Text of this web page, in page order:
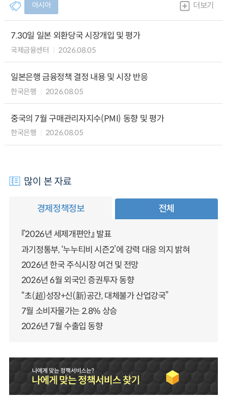
아시아 더보기
7.30일 일본 외환당국 시장개입 및 평가
국제금융센터 2026.08.05
일본은행 금융정책 결정 내용 및 시장 반응
한국은행 2026.08.05
중국의 7월 구매관리자지수(PMI) 동향 및 평가
한국은행 2026.08.05
많이 본 자료
경제정책정보 전체
『2026년 세제개편안』 발표
과기정통부, ‘누누티비 시즌2’에 강력 대응 의지 밝혀
2026년 한국 주식시장 여건 및 전망
2026년 6월 외국인 증권투자 동향
“초(超)성장+신(新)공간, 대체불가 산업강국”
7월 소비자물가는 2.8% 상승
2026년 7월 수출입 동향